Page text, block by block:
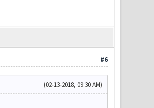
#6
(02-13-2018, 09:30 AM)